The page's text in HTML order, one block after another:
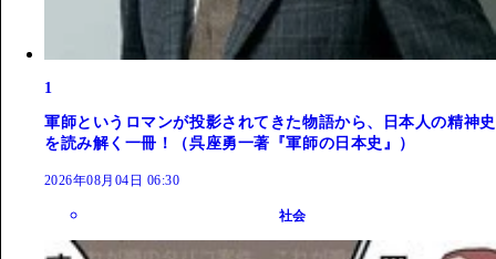
1
軍師というロマンが投影されてきた物語から、日本人の精神史
を読み解く一冊！（呉座勇一著『軍師の日本史』）
2026年08月04日 06:30
社会